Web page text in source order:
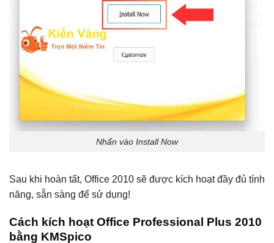
Nhấn vào Install Now
Sau khi hoàn tất, Office 2010 sẽ được kích hoạt đầy đủ tính
năng, sẵn sàng để sử dụng!
Cách kích hoạt Office Professional Plus 2010
bằng KMSpico